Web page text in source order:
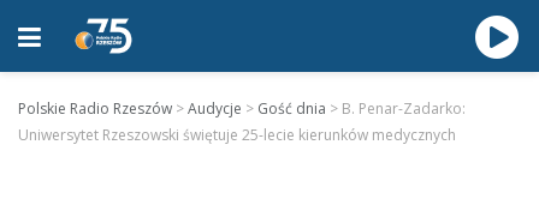
Polskie Radio Rzeszów >Audycje > Gość dnia > B. Penar-Zadarko:
Uniwersytet Rzeszowski świętuje 25-lecie kierunków medycznych